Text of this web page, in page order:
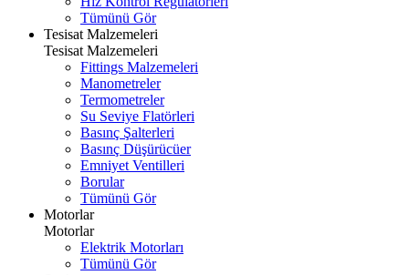
Tümünü Gör
Tesisat Malzemeleri
Tesisat Malzemeleri
Fittings Malzemeleri
Manometreler
Termometreler
Su Seviye Flatörleri
Basınç Şalterleri
Basınç Düşürücüer
Emniyet Ventilleri
Borular
Tümünü Gör
Motorlar
Motorlar
Elektrik Motorları
Tümünü Gör